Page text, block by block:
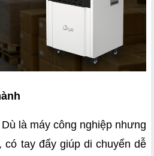
là máy công nghiệp nhưng
có tay đẩy giúp di chuyển dễ